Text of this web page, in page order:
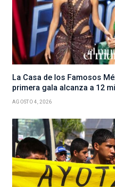
La Casa de los Famosos
primera gala alcanza a 12
AGOSTO 4, 2026